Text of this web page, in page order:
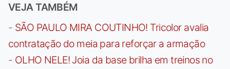
VEJA TAMBÉM
- SÃO PAULO MIRA COUTINHO! Tricolor avalia
contratação do meia para reforçar a armação
- OLHO NELE! Joia da base brilha em treinos no